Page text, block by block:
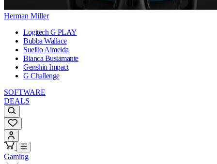
Herman Miller
Logitech G PLAY
Bubba Wallace
Suellio Almeida
Bianca Bustamante
Genshin Impact
G Challenge
SOFTWARE
DEALS
Gaming